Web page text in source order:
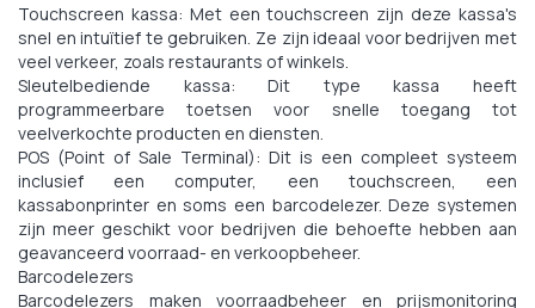
Touchscreen kassa: Met een touchscreen zijn deze kassa's
snel en intuïtief te gebruiken. Ze zijn ideaal voor bedrijven met
veel verkeer, zoals restaurants of winkels.
Sleutelbediende kassa: Dit type kassa heeft
programmeerbare toetsen voor snelle toegang tot
veelverkochte producten en diensten.
POS (Point of Sale Terminal): Dit is een compleet systeem
inclusief een computer, een touchscreen, een
kassabonprinter en soms een barcodelezer. Deze systemen
zijn meer geschikt voor bedrijven die behoefte hebben aan
geavanceerd voorraad- en verkoopbeheer.
Barcodelezers
Barcodelezers maken voorraadbeheer en prijsmonitoring